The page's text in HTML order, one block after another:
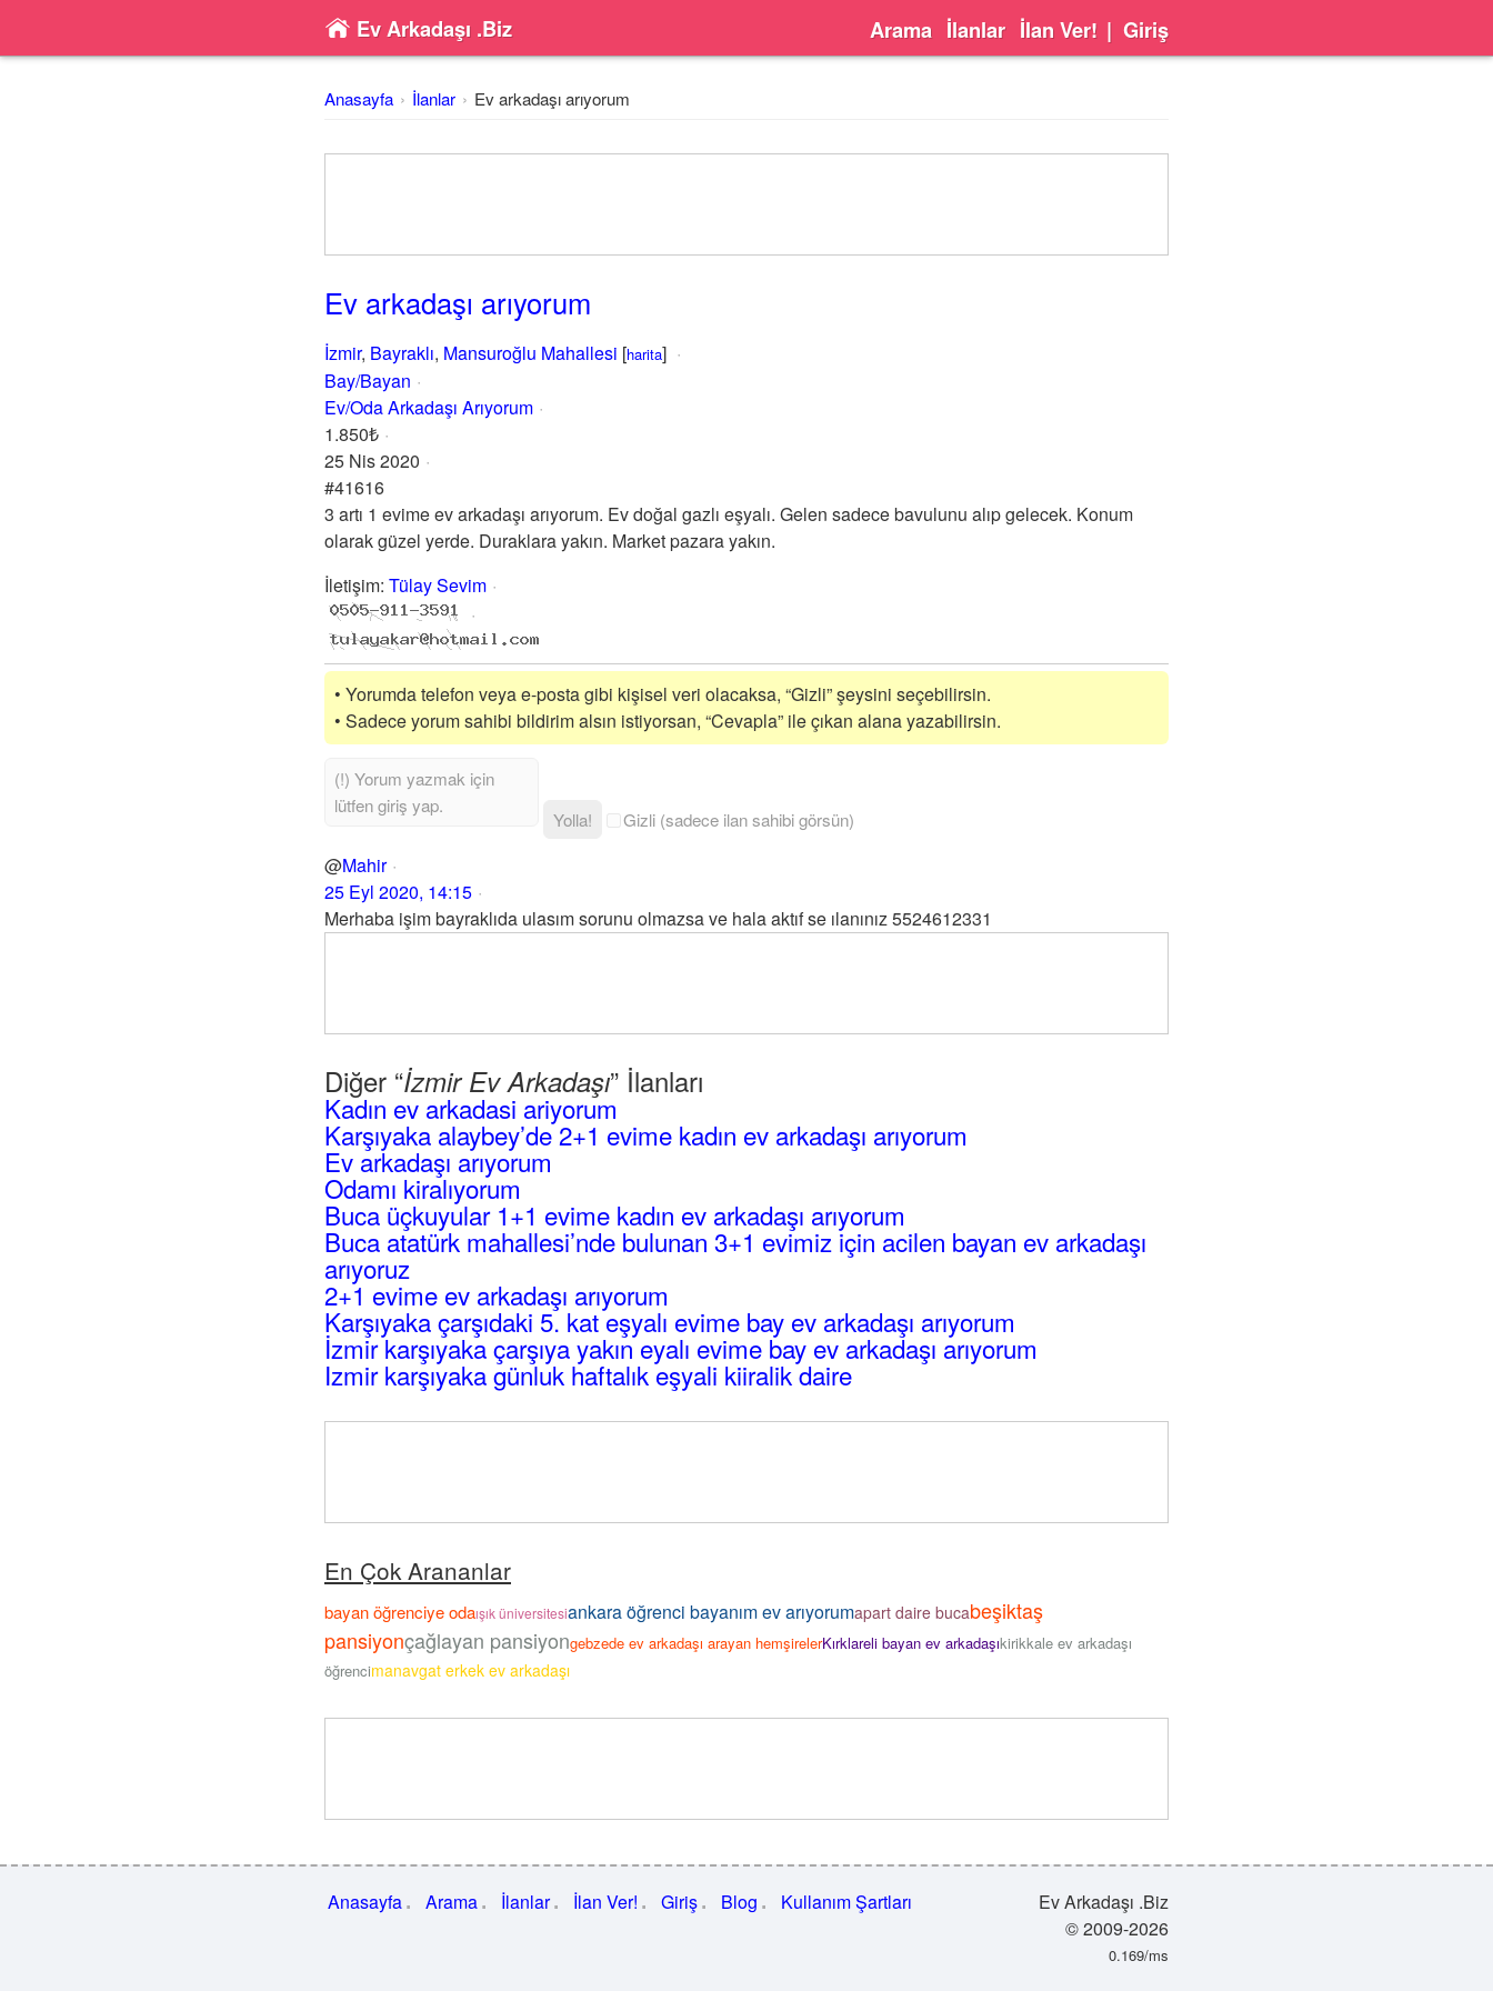
Ev Arkadaşı .Biz Arama İlanlar İlan Ver! | Giriş
Anasayfa İlanlar Ev arkadaşı arıyorum
Ev arkadaşı arıyorum
İzmir, Bayraklı, Mansuroğlu Mahallesi [harita]
Bay/Bayan
Ev/Oda Arkadaşı Arıyorum
1.850₺
25 Nis 2020
#41616
3 artı 1 evime ev arkadaşı arıyorum. Ev doğal gazlı eşyalı. Gelen sadece bavulunu alıp gelecek. Konum
olarak güzel yerde. Duraklara yakın. Market pazara yakın.
İletişim: Tülay Sevim
• Yorumda telefon veya e-posta gibi kişisel veri olacaksa, “Gizli” şeysini seçebilirsin.
• Sadece yorum sahibi bildirim alsın istiyorsan, “Cevapla” ile çıkan alana yazabilirsin.
Yolla! Gizli (sadece ilan sahibi görsün)
@Mahir
25 Eyl 2020, 14:15
Merhaba işim bayraklıda ulasım sorunu olmazsa ve hala aktıf se ılanınız 5524612331
Diğer “İzmir Ev Arkadaşı” İlanları
Kadın ev arkadasi ariyorum
Karşıyaka alaybey’de 2+1 evime kadın ev arkadaşı arıyorum
Ev arkadaşı arıyorum
Odamı kiralıyorum
Buca üçkuyular 1+1 evime kadın ev arkadaşı arıyorum
Buca atatürk mahallesi’nde bulunan 3+1 evimiz için acilen bayan ev arkadaşı
arıyoruz
2+1 evime ev arkadaşı arıyorum
Karşıyaka çarşıdaki 5. kat eşyalı evime bay ev arkadaşı arıyorum
İzmir karşıyaka çarşıya yakın eyalı evime bay ev arkadaşı arıyorum
Izmir karşıyaka günluk haftalık eşyali kiiralik daire
En Çok Arananlar
bayan öğrenciye odaışık üniversitesiankara öğrenci bayanım ev arıyorumapart daire bucabeşiktaş
pansiyonçağlayan pansiyongebzede ev arkadaşı arayan hemşirelerKırklareli bayan ev arkadaşıkirikkale ev arkadaşı
öğrencimanavgat erkek ev arkadaşı
Anasayfa Arama İlanlar İlan Ver! Giriş Blog Kullanım Şartları
Ev Arkadaşı .Biz
© 2009-2026
0.169/ms